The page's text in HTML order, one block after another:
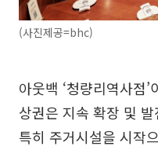
(사진제공=bhc)
아웃백 ‘청량리역사점
상권은 지속 확장 및
특히 주거시설을 시작